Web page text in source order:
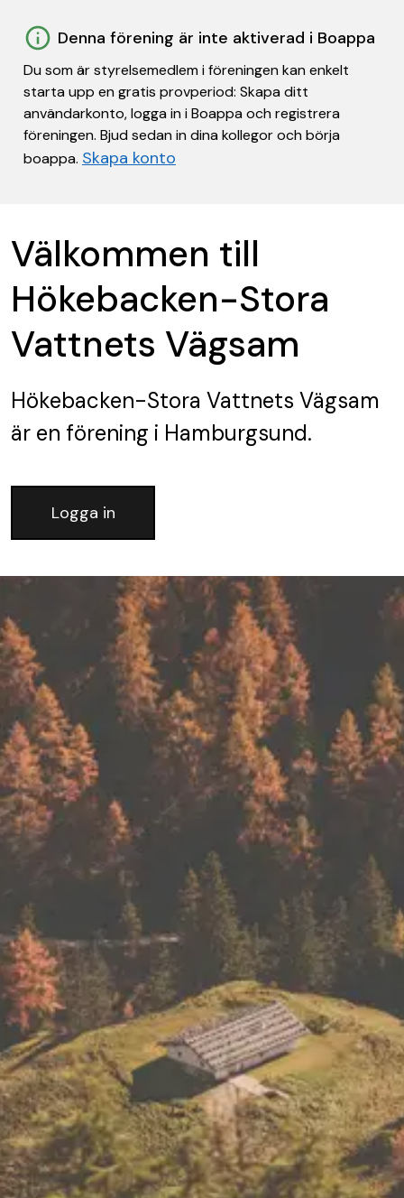
Denna förening är inte aktiverad i Boappa
Du som är styrelsemedlem i föreningen kan enkelt
starta upp en gratis provperiod: Skapa ditt
användarkonto, logga in i Boappa och registrera
föreningen. Bjud sedan in dina kollegor och börja
boappa. Skapa konto
Välkommen till
Hökebacken-Stora
Vattnets Vägsam
Hökebacken-Stora Vattnets Vägsam
är en förening i Hamburgsund.
Logga in